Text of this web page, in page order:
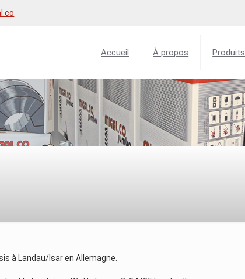
Accueil À propos Produits
à Landau/Isar en Allemagne.